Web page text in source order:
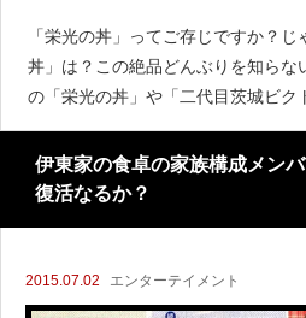
「栄光の丼」ってご存じですか？
丼」は？この絶品どんぶりを知らな
の「栄光の丼」や「二代目茨城ビク
店（SA）の場所や値段を紹介しま
戦！」って？ドライブ旅行の楽しみの
伊東家の食卓の家族構成メン
復活なるか？
2015.07.02 エンターテイメント